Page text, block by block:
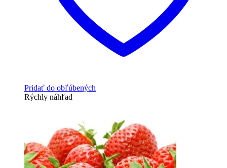
Pridať do obľúbených
Rýchly náhľad